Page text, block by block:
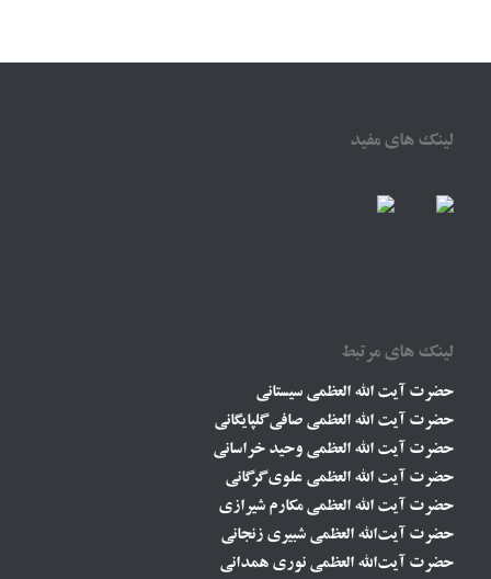
لینک های مفید
لینک های مرتبط
حضرت آیت الله العظمی سیستانی
حضرت آیت الله العظمی صافی گلپایگانی
حضرت آیت الله العظمی وحید خراسانی
حضرت آیت الله العظمی علوی گرگانی
حضرت آیت الله العظمی مکارم شیرازی
حضرت آیت‌الله العظمی شبیری زنجانی
حضرت آیت‌الله العظمی نوری همدانی